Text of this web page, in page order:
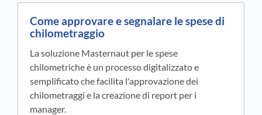
Come approvare e segnalare le spese di
chilometraggio
La soluzione Masternaut per le spese
chilometriche è un processo digitalizzato e
semplificato che facilita l'approvazione dei
chilometraggi e la creazione di report per i
manager.